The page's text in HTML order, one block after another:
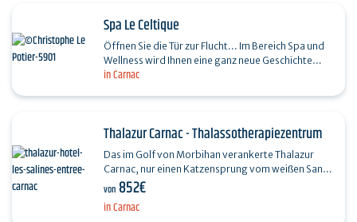
in Carnac
Spa Le Celtique
Öffnen Sie die Tür zur Flucht... Im Bereich Spa und
Wellness wird Ihnen eine ganz neue Geschichte
erzählt. Der über 650 m² große, ebenfalls
in Carnac
Thalazur Carnac - Thalassotherapiezentrum
Das im Golf von Morbihan verankerte Thalazur
Carnac, nur einen Katzensprung vom weißen Sand
entfernt, lädt Sie zu einer einzigartigen Auszeit in
von 852€